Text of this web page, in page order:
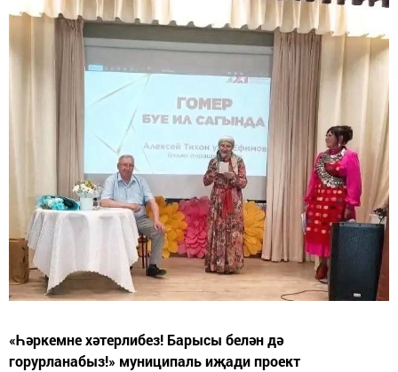
«Һәркемне хәтерлибез! Барысы белән дә
горурланабыз!» муниципаль иҗади проект